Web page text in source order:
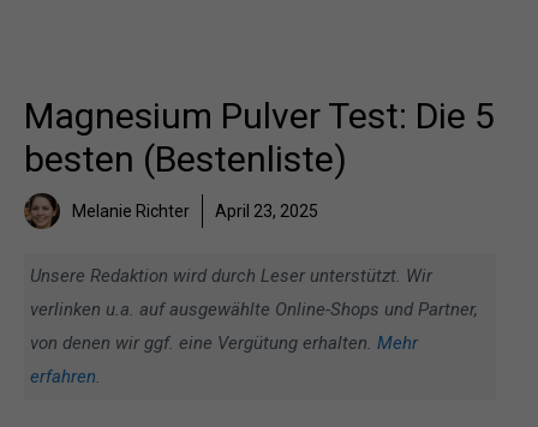
Magnesium Pulver Test: Die 5
besten (Bestenliste)
Melanie Richter April 23, 2025
Unsere Redaktion wird durch Leser unterstützt. Wir
verlinken u.a. auf ausgewählte Online-Shops und Partner,
von denen wir ggf. eine Vergütung erhalten. Mehr
erfahren.